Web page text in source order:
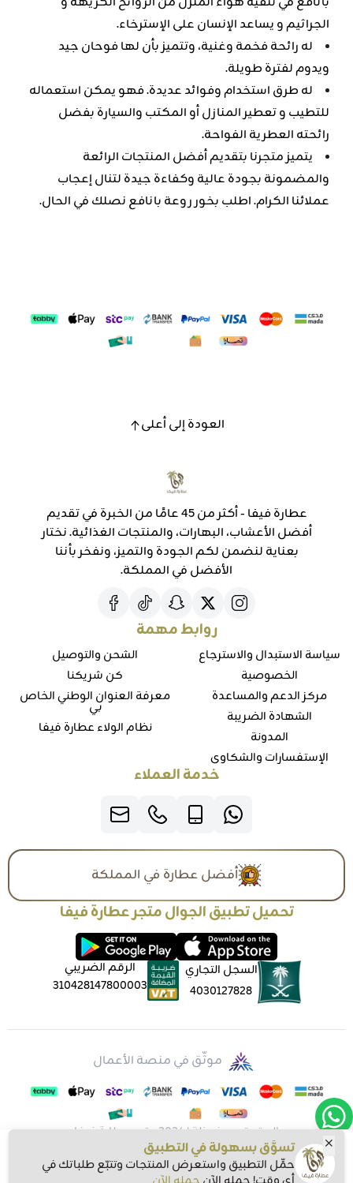
الجراثيم و يساعد الإنسان على الإسترخاء.
له رائحة فخمة وغنية، وتتميز بأن لها فوحان جيد
ويدوم لفترة طويلة.
له طرق استخدام وفوائد عديدة. فهو يمكن استعماله
للتطيب و تعطير المنازل أو المكتب والسيارة بفضل
رائحته العطرية الفواحة.
يتميز متجرنا بتقديم أفضل المنتجات الرائعة
والمضمونة بجودة عالية وكفاءة جيدة لتنال إعجاب
عملائنا الكرام. اطلب بخور روعة بانافع نصلك في الحال.
العودة إلى أعلى
عطارة فيفا - أكثر من 45 عامًا من الخبرة في تقديم
أفضل الأعشاب، البهارات، والمنتجات الغذائية. نختار
بعناية لنضمن لكم الجودة والتميز، ونفخر بأننا
الأفضل في المملكة.
روابط مهمة
سياسة الاستبدال والاسترجاع
الخصوصية
مركز الدعم والمساعدة
الشهادة الضريبة
المدونة
الإستفسارات والشكاوي
الشحن والتوصيل
كن شريكنا
معرفة العنوان الوطني الخاص
بي
نظام الولاء عطارة فيفا
خدمة العملاء
أفضل عطارة في المملكة
تحميل تطبيق الجوال متجر عطارة فيفا
السجل التجاري
4030127828
الرقم الضريبي
310428147800003
موثّق في منصة الأعمال
الحقوق محفوظة | 2026 متجر عطارة فيفا
تسوَّق بسهولة في التطبيق
حمِّل التطبيق واستعرض المنتجات وتتبّع طلباتك في